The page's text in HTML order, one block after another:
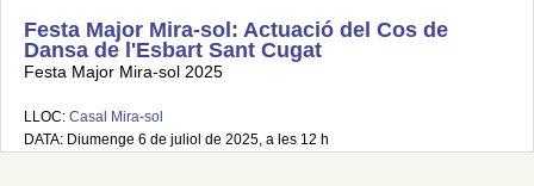
Festa Major Mira-sol: Actuació del Cos de
Dansa de l'Esbart Sant Cugat
Festa Major Mira-sol 2025
LLOC: Casal Mira-sol
DATA: Diumenge 6 de juliol de 2025, a les 12 h